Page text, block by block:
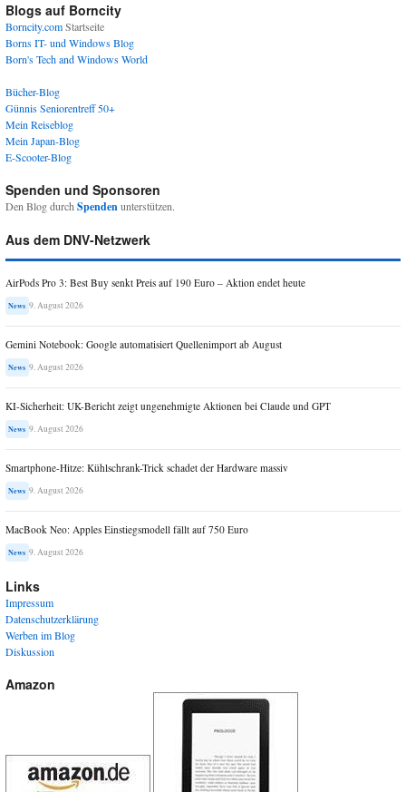
Blogs auf Borncity
Borncity.comStartseite
Borns IT- und Windows Blog
Born's Tech and Windows World
Bücher-Blog
Günnis Seniorentreff 50+
Mein Reiseblog
Mein Japan-Blog
E-Scooter-Blog
Spenden und Sponsoren
Den Blog durchSpendenunterstützen.
Aus dem DNV-Netzwerk
AirPods Pro 3: Best Buy senkt Preis auf 190 Euro – Aktion endet heute
News 9. August 2026
Gemini Notebook: Google automatisiert Quellenimport ab August
News 9. August 2026
KI-Sicherheit: UK-Bericht zeigt ungenehmigte Aktionen bei Claude und GPT
News 9. August 2026
Smartphone-Hitze: Kühlschrank-Trick schadet der Hardware massiv
News 9. August 2026
MacBook Neo: Apples Einstiegsmodell fällt auf 750 Euro
News 9. August 2026
Links
Impressum
Datenschutzerklärung
Werben im Blog
Diskussion
Amazon